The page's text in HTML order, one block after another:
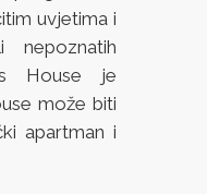
uvjetima i
nepoznatih
House je
može biti
apartman i